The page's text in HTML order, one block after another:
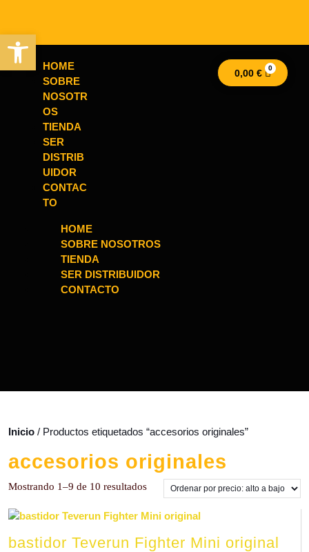
HOME
SOBRE
NOSOTR
OS
TIENDA
SER
DISTRIB
UIDOR
CONTAC
TO
HOME
SOBRE NOSOTROS
TIENDA
SER DISTRIBUIDOR
CONTACTO
0,00 €
Inicio / Productos etiquetados “accesorios originales”
accesorios originales
Mostrando 1–9 de 10 resultados
bastidor Teverun Fighter Mini original
Abrir barra de herramientas